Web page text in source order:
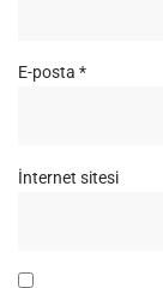
E-posta *
İnternet sitesi